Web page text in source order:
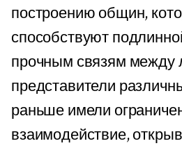
построению общин,
способствуют
прочным связям между
представители
раньше имели
взаимодействие,